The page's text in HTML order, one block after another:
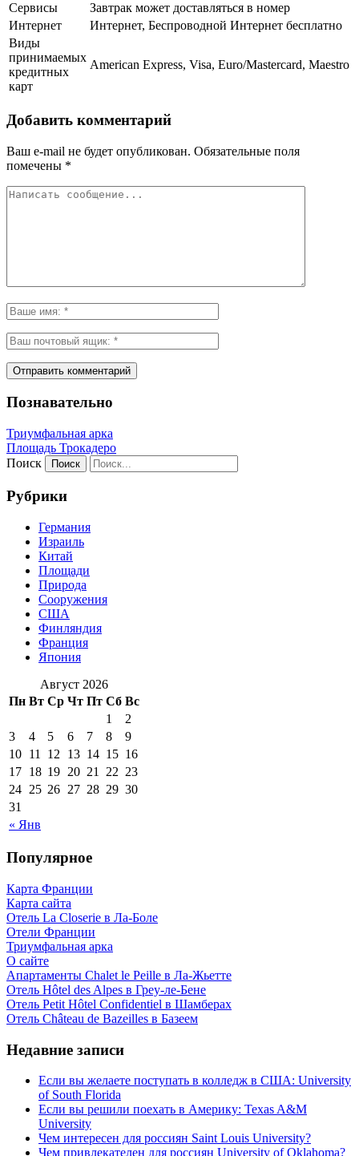
Сервисы
Завтрак может доставляться в номер
Интернет
Интернет, Беспроводной Интернет бесплатно
Виды
принимаемых
кредитных
карт
American Express, Visa, Euro/Mastercard, Maestro
Добавить комментарий
Ваш e-mail не будет опубликован. Обязательные поля
помечены *
Познавательно
Триумфальная арка
Площадь Трокадеро
Поиск
Рубрики
Германия
Израиль
Китай
Площади
Природа
Сооружения
США
Финляндия
Франция
Япония
Август 2026
Пн Вт Ср Чт Пт Сб Вс
« Янв
1
2
3
4 5 6 7 8
9
10 11 12 13 14 15 16
17 18 19 20 21 22 23
24 25 26 27 28 29 30
31
Популярное
Карта Франции
Карта сайта
Отель La Closerie в Ла-Боле
Отели Франции
Триумфальная арка
О сайте
Апартаменты Chalet le Peille в Ла-Жьетте
Отель Hôtel des Alpes в Греу-ле-Бене
Отель Petit Hôtel Confidentiel в Шамберах
Отель Château de Bazeilles в Базеем
Недавние записи
Если вы желаете поступать в колледж в США: University
of South Florida
Если вы решили поехать в Америку: Texas A&M
University
Чем интересен для россиян Saint Louis University?
Чем привлекателен для россиян University of Oklahoma?